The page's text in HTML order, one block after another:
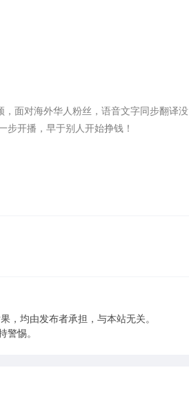
面对海外华人粉丝，语音文字同步翻译没
开播，早于别人开始挣钱！
，均由发布者承担，与本站无关。
惕。